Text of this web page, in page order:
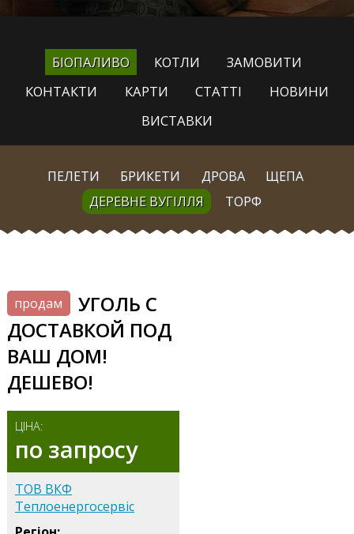
БІОПАЛИВО КОТЛИ
ЗАМОВИТИ
КОНТАКТИ
КАРТИ СТАТТІ
НОВИНИ
ВИСТАВКИ
ПЕЛЕТИ БРИКЕТИ ДРОВА
ЩЕПА
ДЕРЕВНЕ ВУГІЛЛЯ
ТОРФ
продам
УГОЛЬ С
ДОСТАВКОЙ ПОД
ВАШ ДОМ!
ДЕШЕВО!
ЦІНА:
по запросу
ТОВ ВКФ
Теплоенергосервіс